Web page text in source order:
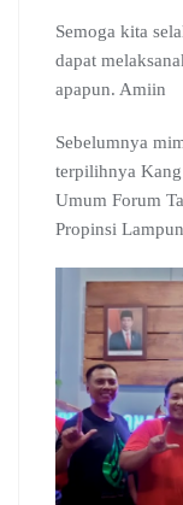
o
k
p
p
a
m
Semoga kita
dapat
apapun. Amiin
Sebelumnya
terpilihnya Kang
Umum Forum
Propinsi